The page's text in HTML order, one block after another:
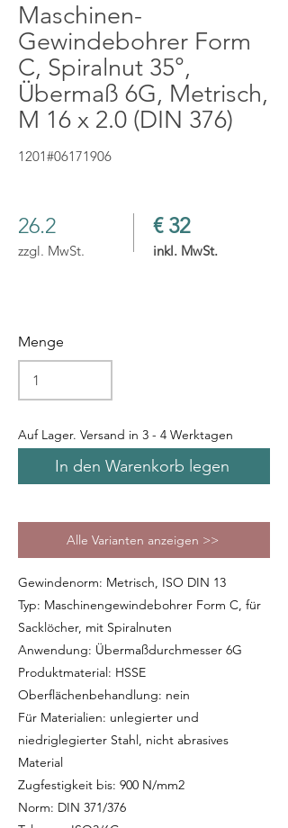
Maschinen-
Gewindebohrer Form
C, Spiralnut 35°,
Übermaß 6G, Metrisch,
M 16 x 2.0 (DIN 376)
1201#06171906
26.2
zzgl. MwSt.
€ 32
inkl. MwSt.
Menge
Auf Lager. Versand in 3 - 4 Werktagen
In den Warenkorb legen
Alle Varianten anzeigen >>
Gewindenorm: Metrisch, ISO DIN 13
Typ: Maschinengewindebohrer Form C, für
Sacklöcher, mit Spiralnuten
Anwendung: Übermaßdurchmesser 6G
Produktmaterial: HSSE
Oberflächenbehandlung: nein
Für Materialien: unlegierter und
niedriglegierter Stahl, nicht abrasives
Material
Zugfestigkeit bis: 900 N/mm2
Norm: DIN 371/376